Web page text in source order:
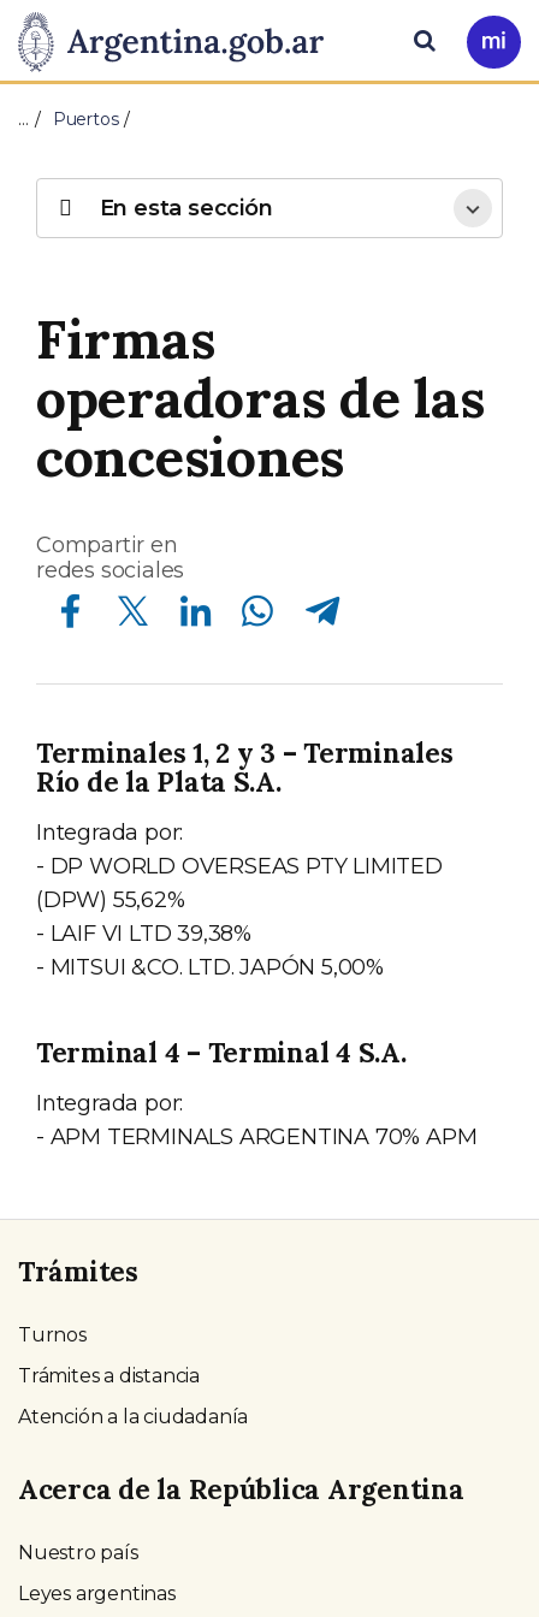
Presidencia
de
Nación
Pasar al contenido principal
Ir
a
Buscar
… Puertos
Firmas
operadoras de las
concesiones
Compartir en
redes sociales
Compartir en Facebook Compartir en Twitter Compartir en Linkedin Compartir en Whatsapp Compartir en Telegram
Terminales 1, 2 y 3 – Terminales
Río de la Plata S.A.
Integrada por:
- DP WORLD OVERSEAS PTY LIMITED
(DPW) 55,62%
- LAIF VI LTD 39,38%
- MITSUI &CO. LTD. JAPÓN 5,00%
Terminal 4 – Terminal 4 S.A.
Integrada por:
- APM TERMINALS ARGENTINA 70% APM
En esta sección
Trámites
Turnos
Trámites a distancia
Atención a la ciudadanía
Acerca de la República Argentina
Nuestro país
Leyes argentinas